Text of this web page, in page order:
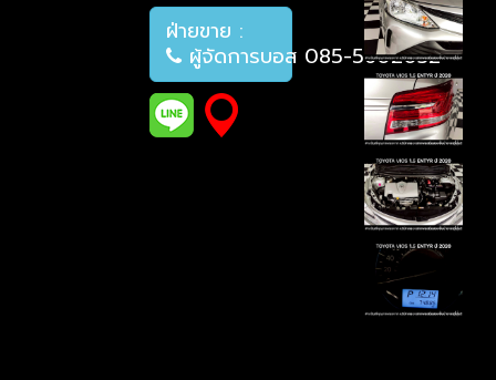
ฝ่ายขาย :
ผู้จัดการบอส 085-5602032